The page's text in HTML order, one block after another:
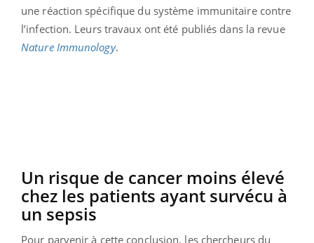
une réaction spécifique du système immunitaire contre
l’infection. Leurs travaux ont été publiés dans la revue
Nature Immunology.
Un risque de cancer moins élevé
chez les patients ayant survécu à
un sepsis
Pour parvenir à cette conclusion, les chercheurs du